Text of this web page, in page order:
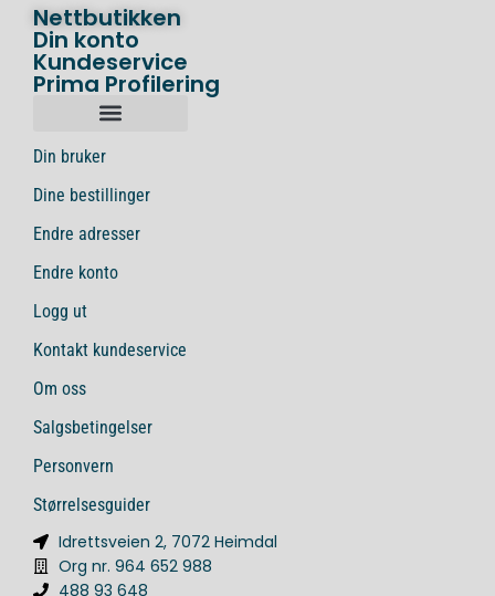
Nettbutikken
Din konto
Kundeservice
Prima Profilering
Din bruker
Dine bestillinger
Endre adresser
Endre konto
Logg ut
Kontakt kundeservice
Om oss
Salgsbetingelser
Personvern
Størrelsesguider
Idrettsveien 2, 7072 Heimdal
Org nr. 964 652 988
488 93 648